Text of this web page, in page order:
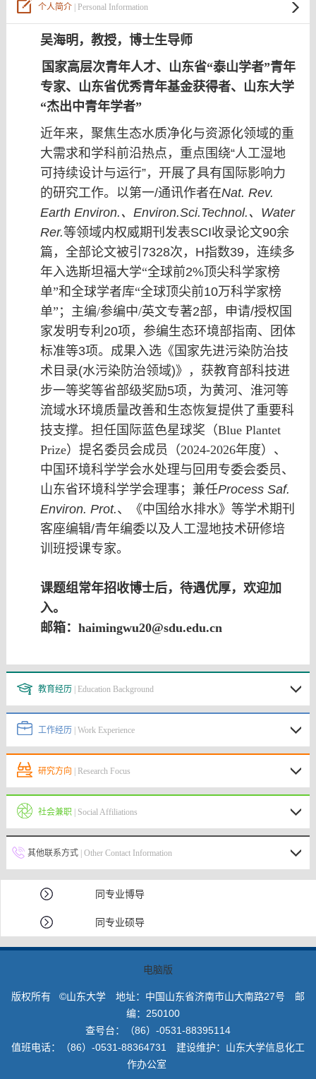
个人简介| Personal Information
吴海明，教授，博士生导师
国家高层次青年人才、山东省“泰山学者”青年
专家、山东省优秀青年基金获得者、山东大学
“杰出中青年学者”
近年来，聚焦生态水质净化与资源化领域的重
大需求和学科前沿热点，重点围绕“人工湿地
可持续设计与运行”，开展了具有国际影响力
的研究工作。以第一/通讯作者在Nat. Rev.
Earth Environ. 、 Environ.Sci.Technol. 、 Water
Rer.等领域内权威期刊发表SCI收录论文90余
篇，全部论文被引 7328次， H指数39，连续多
年入选斯坦福大学“全球前2%顶尖科学家榜
单”和全球学者库“全球顶尖前10万科学家榜
单” ；主编/参编中/英文专著2部，申请/授权国
家发明专利 20项，参编生态环境部指南、团体
标准等3项。成果入选《国家先进污染防治技
术目录(水污染防治领域)》，获教育部科技进
步一等奖等省部级奖励5项，为黄河、淮河等
流域水环境质量改善和生态恢复提供了重要科
技支撑。担任国际蓝色星球奖（Blue Plantet
Prize）提名委员会成员（2024-2026年度）、
中国环境科学学会水处理与回用专委会委员、
山东省环境科学学会理事；兼任Process Saf.
Environ. Prot.、《中国给水排水》等学术期刊
客座编辑/青年编委以及人工湿地技术研修培
训班授课专家。
课题组常年招收博士后，待遇优厚，欢迎加
入。
邮箱：haimingwu20@sdu.edu.cn
教育经历 | Education Background
工作经历 | Work Experience
研究方向 | Research Focus
社会兼职 | Social Affiliations
其他联系方式| Other Contact Information
同专业博导
同专业硕导
电脑版
版权所有 ©山东大学 地址：中国山东省济南市山大南路27号 邮
编：250100
查号台：（86）-0531-88395114
值班电话：（86）-0531-88364731 建设维护：山东大学信息化工
作办公室